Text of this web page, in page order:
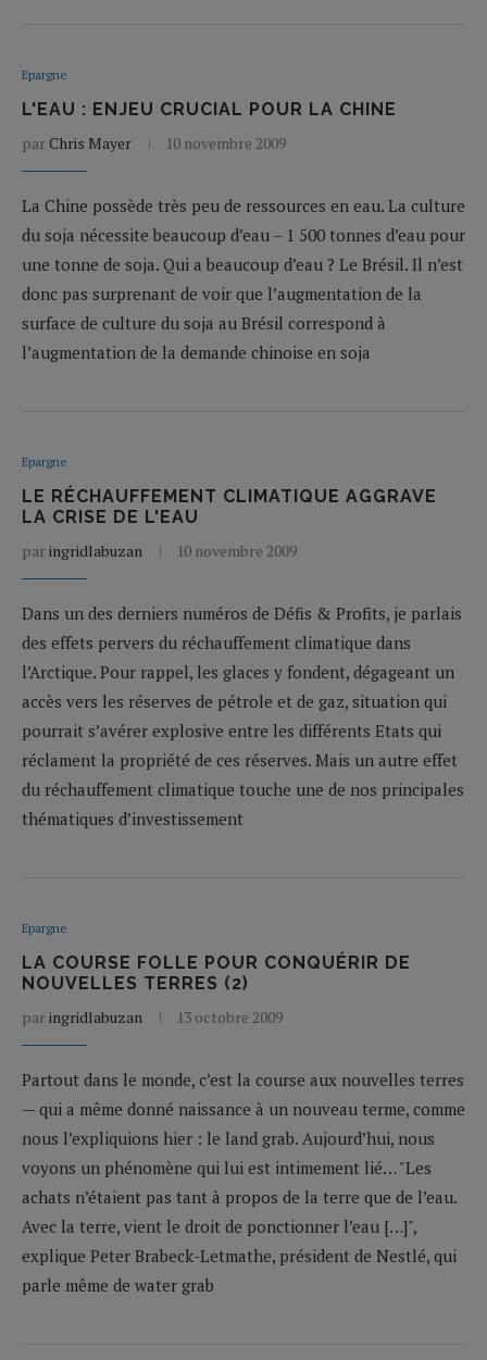
Epargne
L'EAU : ENJEU CRUCIAL POUR LA CHINE
parChris Mayer 10 novembre 2009
La Chine possède très peu de ressources en eau. La culture
du soja nécessite beaucoup d’eau – 1 500 tonnes d’eau pour
une tonne de soja. Qui a beaucoup d’eau ? Le Brésil. Il n’est
donc pas surprenant de voir que l’augmentation de la
surface de culture du soja au Brésil correspond à
l’augmentation de la demande chinoise en soja
Epargne
LE RÉCHAUFFEMENT CLIMATIQUE AGGRAVE
LA CRISE DE L'EAU
paringridlabuzan 10 novembre 2009
Dans un des derniers numéros de Défis & Profits, je parlais
des effets pervers du réchauffement climatique dans
l’Arctique. Pour rappel, les glaces y fondent, dégageant un
accès vers les réserves de pétrole et de gaz, situation qui
pourrait s’avérer explosive entre les différents Etats qui
réclament la propriété de ces réserves. Mais un autre effet
du réchauffement climatique touche une de nos principales
thématiques d’investissement
Epargne
LA COURSE FOLLE POUR CONQUÉRIR DE
NOUVELLES TERRES (2)
paringridlabuzan 13 octobre 2009
Partout dans le monde, c’est la course aux nouvelles terres
— qui a même donné naissance à un nouveau terme, comme
nous l’expliquions hier : le land grab. Aujourd’hui, nous
voyons un phénomène qui lui est intimement lié… "Les
achats n’étaient pas tant à propos de la terre que de l’eau.
Avec la terre, vient le droit de ponctionner l’eau […]",
explique Peter Brabeck-Letmathe, président de Nestlé, qui
parle même de water grab